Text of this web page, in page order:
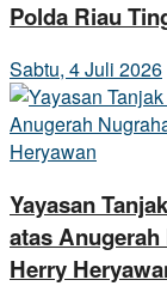
Polda Riau
Sabtu, 4 Juli 2026
Yayasan
atas
Herry